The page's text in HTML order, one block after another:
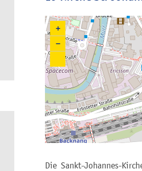
+
−
Die Sankt-Johannes-